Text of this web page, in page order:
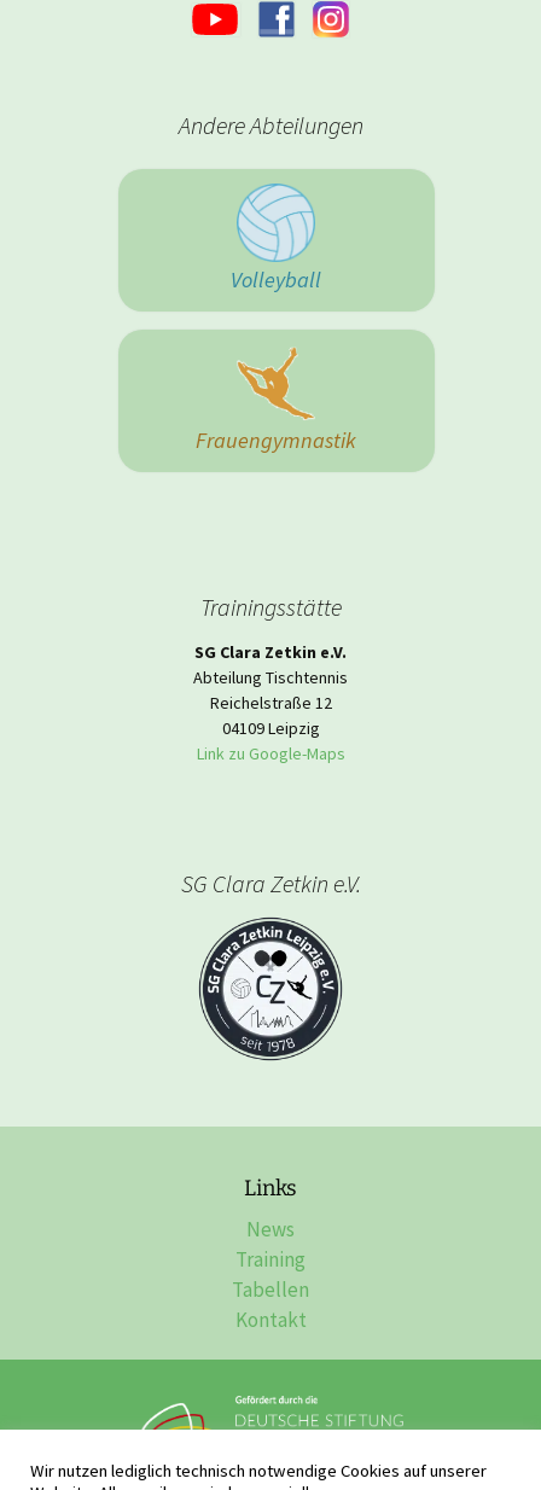
Andere Abteilungen
Volleyball
Frauengymnastik
Trainingsstätte
SG Clara Zetkin e.V.
Abteilung Tischtennis
Reichelstraße 12
04109 Leipzig
Link zu Google-Maps
SG Clara Zetkin e.V.
Links
News
Training
Tabellen
Kontakt
Wir nutzen lediglich technisch notwendige Cookies auf unserer